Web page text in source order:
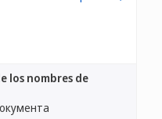
los nombres de